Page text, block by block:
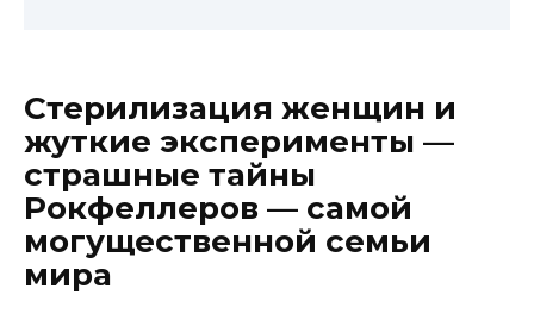
Стерилизация женщин и
жуткие эксперименты —
страшные тайны
Рокфеллеров — самой
могущественной семьи
мира